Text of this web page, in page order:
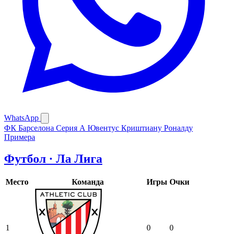
WhatsApp
ФК Барселона Серия А Ювентус Криштиану Роналду
Примера
Футбол · Ла Лига
Место Команда Игры Очки
1 0 0